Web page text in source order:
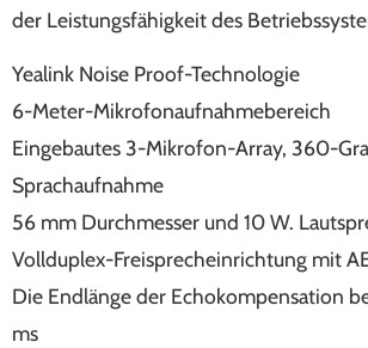
der Leistungsfähigkeit des
Yealink Noise Proof-Technologie
6-Meter-Mikrofonaufnahmebereich
Eingebautes 3-Mikrofon-Array, 360-
Sprachaufnahme
56 mm Durchmesser und 10 W.
Vollduplex-Freisprecheinrichtung mit
Die Endlänge der Echokompensation
ms